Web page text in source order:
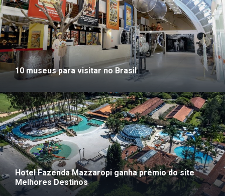
10 museus para visitar no Brasil
Hotel Fazenda Mazzaropi ganha prêmio do site
Melhores Destinos